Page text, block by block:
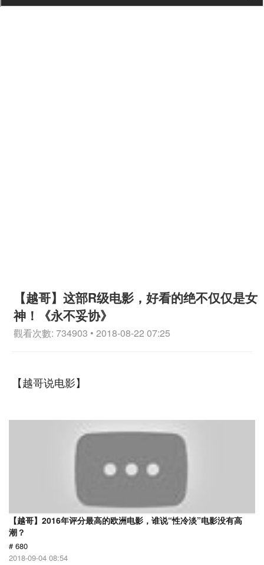
【越哥】这部R级电影，好看的绝不仅仅是女
神！《永不妥协》
觀看次數: 734903 • 2018-08-22 07:25
【越哥说电影】
【越哥】2016年评分最高的欧洲电影，谁说“性冷淡”电影没有高
潮？
# 680
2018-09-04 08:54